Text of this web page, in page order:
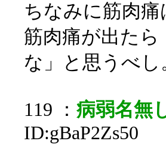
ちなみに筋肉
筋肉痛が出た
な」と思うべし
119 ： 病弱名無
ID:gBaP2Zs50